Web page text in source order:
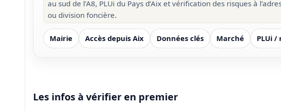
au sud de l’A8, PLUi du Pays d’Aix et vérification des risques à
ou division foncière.
Mairie Accès depuis Aix Données clés Marché PLUi /
Les infos à vérifier en premier